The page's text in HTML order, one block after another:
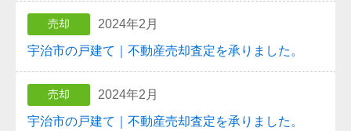
売却 2024年2月
宇治市の戸建て｜不動産売却査定を承りました。
売却 2024年2月
宇治市の戸建て｜不動産売却査定を承りました。